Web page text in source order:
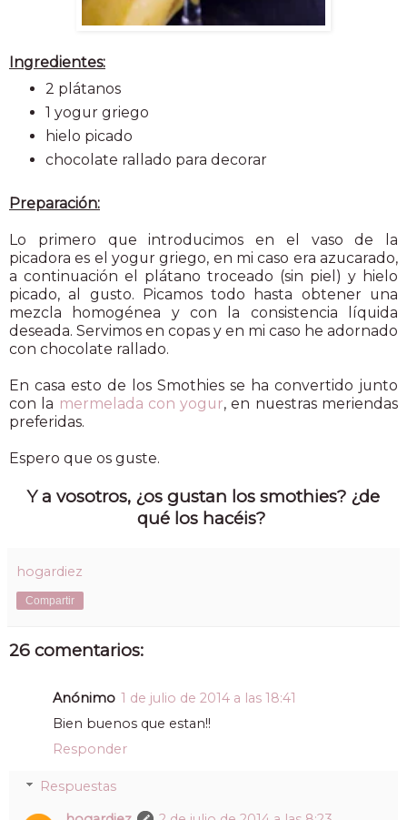
Ingredientes:
2 plátanos
1 yogur griego
hielo picado
chocolate rallado para decorar
Preparación:
Lo primero que introducimos en el vaso de la
picadora es el yogur griego, en mi caso era azucarado,
a continuación el plátano troceado (sin piel) y hielo
picado, al gusto. Picamos todo hasta obtener una
mezcla homogénea y con la consistencia líquida
deseada. Servimos en copas y en mi caso he adornado
con chocolate rallado.
En casa esto de los Smothies se ha convertido junto
con la mermelada con yogur, en nuestras meriendas
preferidas.
Espero que os guste.
Y a vosotros, ¿os gustan los smothies? ¿de
qué los hacéis?
hogardiez
Compartir
26 comentarios:
Anónimo 1 de julio de 2014 a las 18:41
Bien buenos que estan!!
Responder
Respuestas